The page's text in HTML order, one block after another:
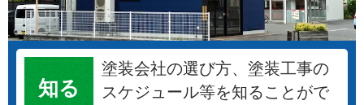
知る
塗装会社の選び方、塗装工事の
スケジュール等を知ることがで